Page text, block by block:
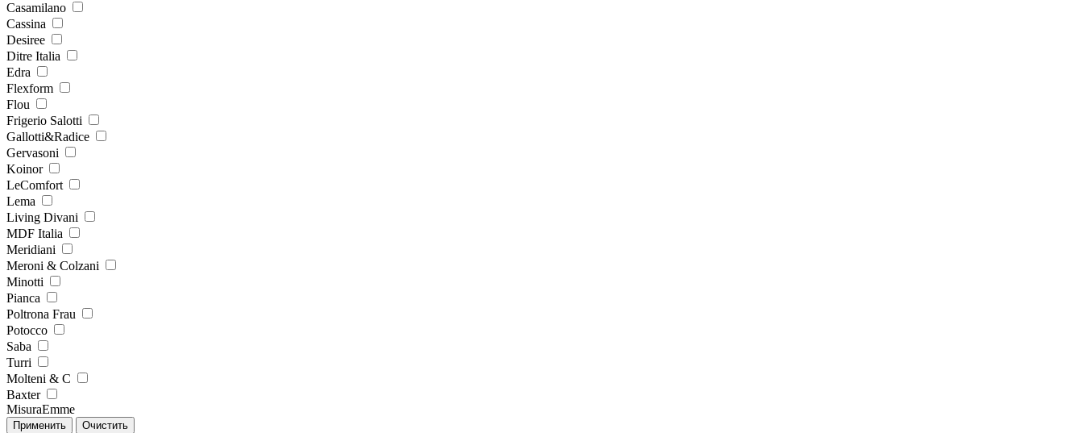
Casamilano
Cassina
Desiree
Ditre Italia
Edra
Flexform
Flou
Frigerio Salotti
Gallotti&Radice
Gervasoni
Koinor
LeComfort
Lema
Living Divani
MDF Italia
Meridiani
Meroni & Colzani
Minotti
Pianca
Poltrona Frau
Potocco
Saba
Turri
Molteni & C
Baxter
MisuraEmme